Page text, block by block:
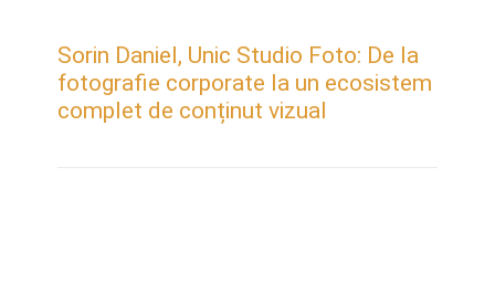
Sorin Daniel, Unic Studio Foto: De la
fotografie corporate la un ecosistem
complet de conținut vizual